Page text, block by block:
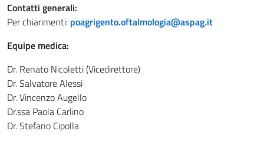
Contatti generali:
Per chiarimenti: poagrigento.oftalmologia@aspag.it
Equipe medica:
Dr. Renato Nicoletti (Vicedirettore)
Dr. Salvatore Alessi
Dr. Vincenzo Augello
Dr.ssa Paola Carlino
Dr. Stefano Cipolla